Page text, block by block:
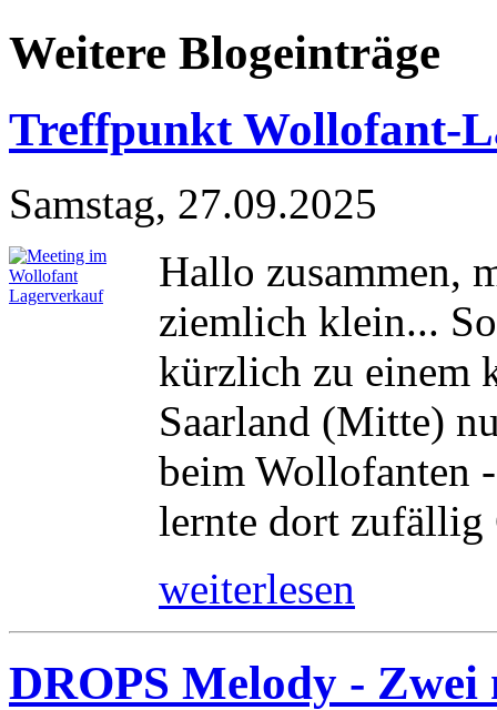
Weitere Blogeinträge
Treffpunkt Wollofant-
Samstag, 27.09.2025
Hallo zusammen,
ziemlich klein...
kürzlich zu einem
Saarland (Mitte)
beim Wollofanten
lernte dort zufällig
weiterlesen
DROPS Melody - Zwei